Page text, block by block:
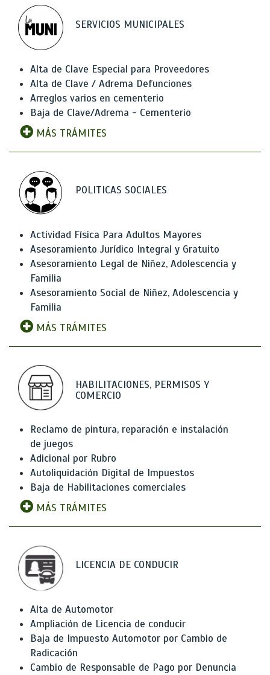
SERVICIOS MUNICIPALES
Alta de Clave Especial para Proveedores
Alta de Clave / Adrema Defunciones
Arreglos varios en cementerio
Baja de Clave/Adrema - Cementerio
MÁS TRÁMITES
POLITICAS SOCIALES
Actividad Física Para Adultos Mayores
Asesoramiento Jurídico Integral y Gratuito
Asesoramiento Legal de Niñez, Adolescencia y
Familia
Asesoramiento Social de Niñez, Adolescencia y
Familia
MÁS TRÁMITES
HABILITACIONES, PERMISOS Y
COMERCIO
Reclamo de pintura, reparación e instalación
de juegos
Adicional por Rubro
Autoliquidación Digital de Impuestos
Baja de Habilitaciones comerciales
MÁS TRÁMITES
LICENCIA DE CONDUCIR
Alta de Automotor
Ampliación de Licencia de conducir
Baja de Impuesto Automotor por Cambio de
Radicación
Cambio de Responsable de Pago por Denuncia